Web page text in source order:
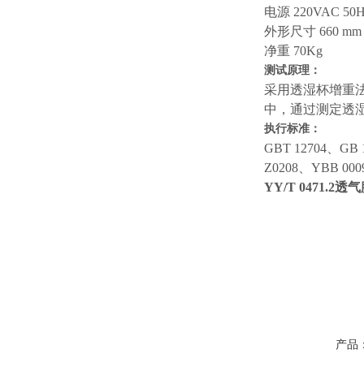
电源 220VAC
外形尺寸 660
净重 70Kg
测试原理：
采用透湿杯增重
中，通过测定透
执行标准：
GBT 12704、GB
Z0208、YBB
YY/T 0471.2透
产品